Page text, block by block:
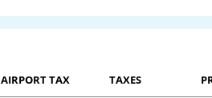
AIRPORT TAX TAXES